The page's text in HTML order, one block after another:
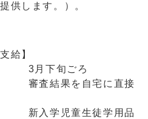
供します。）。
給】
3月下旬ごろ
結果を自宅に直接
入学児童生徒学用品